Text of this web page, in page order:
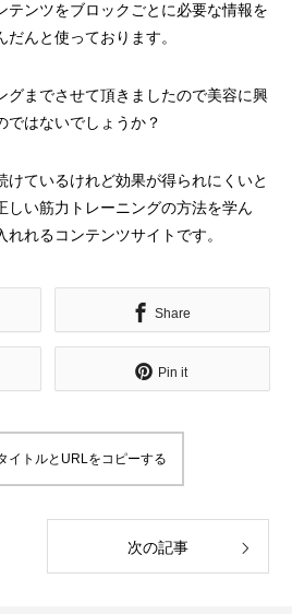
スマホで表示
スポーツジムデモ
ヘッダー上に電話
テンツをブロックごとに必要な情報を
んと使っております。
グまでさせて頂きましたので美容に興
ではないでしょうか？
けているけれど効果が得られにくいと
しい筋力トレーニングの方法を学ん
れるコンテンツサイトです。
Share
Pin it
イトルとURLをコピーする
次の記事